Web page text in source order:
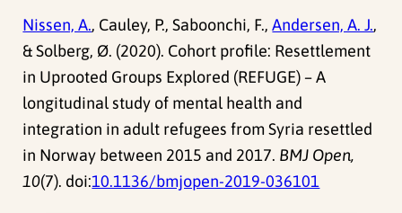
Nissen, A., Cauley, P., Saboonchi, F.,Andersen, A. J.,
& Solberg, Ø. (2020). Cohort profile: Resettlement
in Uprooted Groups Explored (REFUGE) – A
longitudinal study of mental health and
integration in adult refugees from Syria resettled
in Norway between 2015 and 2017. BMJ Open,
10(7). doi:10.1136/bmjopen-2019-036101